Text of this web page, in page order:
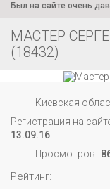
Был на сайте очень
МАСТЕР
(18432)
Киевская
Регистрация на
13.09.16
Просмотров:
Рейтинг: